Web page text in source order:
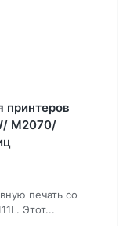
принтеров
M2070/
печать со
Этот...